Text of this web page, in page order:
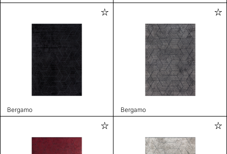
Bergamo Bergamo